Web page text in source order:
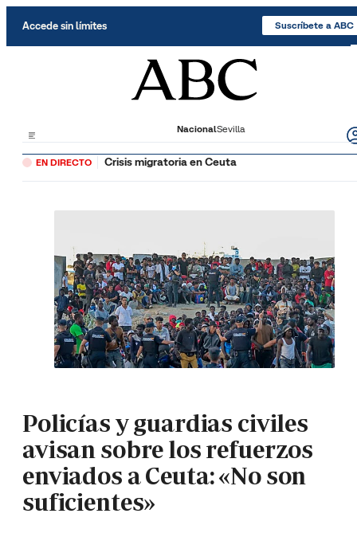
Accede sin límites Suscríbete a ABC
NacionalSevilla
EN DIRECTO Crisis migratoria en Ceuta
Policías y guardias civiles
avisan sobre los refuerzos
enviados a Ceuta: «No son
suficientes»